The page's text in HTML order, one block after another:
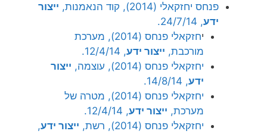
פנחס יחזקאלי (2014), קוד הנאמנות,
ייצור
ידע, 24/7/14.
י
חזקאלי פנחס (2014), מערכת
מורכבת, ייצור ידע, 12/4/14.
יחזקאלי פנחס (2014), עוצמה,
ייצור
ידע, 14/8/14.
יחזקאלי פנחס (2014), מטרה של
מערכת, ייצור ידע, 12/4/14.
יחזקאלי פנחס (2014), רשת,
ייצור ידע,